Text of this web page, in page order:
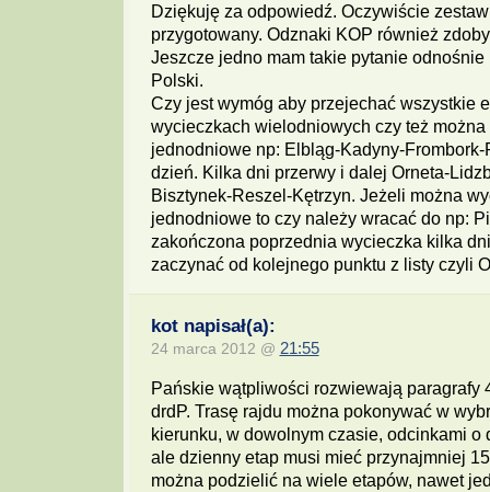
Dziękuję za odpowiedź. Oczywiście
przygotowany. Odznaki KOP również
Jeszcze jedno mam takie pytanie odnośnie
Polski.
Czy jest wymóg aby przejechać wszystkie
wycieczkach wielodniowych czy też
jednodniowe np: Elbląg-Kadyny-
dzień. Kilka dni przerwy i dalej Orneta-
Bisztynek-Reszel-Kętrzyn. Jeżeli można
jednodniowe to czy należy wracać do np:
zakończona poprzednia wycieczka kilka
zaczynać od kolejnego punktu z listy czyli
kot napisał(a):
24 marca 2012 @ 21:55
Pańskie wątpliwości rozwiewają paragrafy
drdP. Trasę rajdu można pokonywać w
kierunku, w dowolnym czasie, odcinkami o
ale dzienny etap musi mieć przynajmniej
można podzielić na wiele etapów, nawet